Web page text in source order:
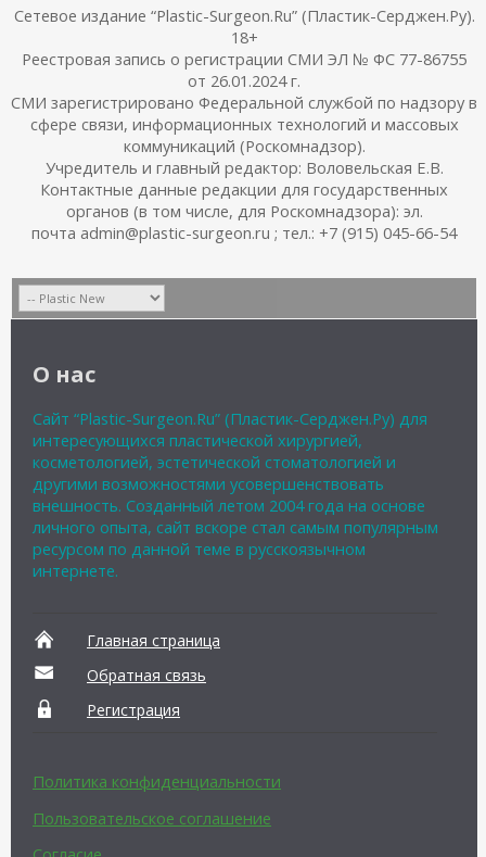
Сетевое издание “Plastic-Surgeon.Ru” (Пластик-Серджен.Ру).
18+
Реестровая запись о регистрации СМИ ЭЛ № ФС 77-86755
от 26.01.2024 г.
СМИ зарегистрировано Федеральной службой по надзору в
сфере связи, информационных технологий и массовых
коммуникаций (Роскомнадзор).
Учредитель и главный редактор: Воловельская Е.В.
Контактные данные редакции для государственных
органов (в том числе, для Роскомнадзора): эл.
почта admin@plastic-surgeon.ru ; тел.: +7 (915) 045-66-54
О нас
Сайт “Plastic-Surgeon.Ru” (Пластик-Серджен.Ру) для
интересующихся пластической хирургией,
косметологией, эстетической стоматологией и
другими возможностями усовершенствовать
внешность. Созданный летом 2004 года на основе
личного опыта, сайт вскоре стал самым популярным
ресурсом по данной теме в русскоязычном
интернете.
Главная страница
Обратная связь
Регистрация
Политика конфиденциальности
Пользовательское соглашение